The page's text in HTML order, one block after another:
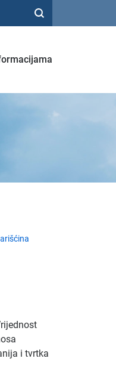
i tvrtka